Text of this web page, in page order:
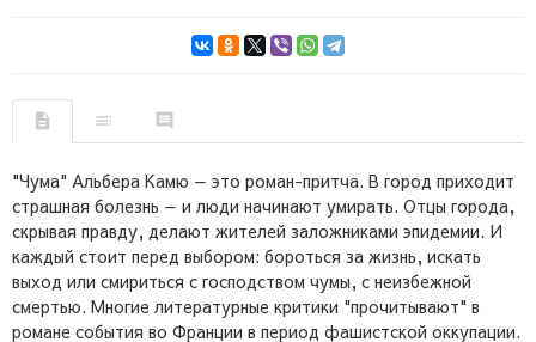
"Чума" Альбера Камю — это роман-притча. В город приходит
страшная болезнь — и люди начинают умирать. Отцы города,
скрывая правду, делают жителей заложниками эпидемии. И
каждый стоит перед выбором: бороться за жизнь, искать
выход или смириться с господством чумы, с неизбежной
смертью. Многие литературные критики "прочитывают" в
романе события во Франции в период фашистской оккупации.